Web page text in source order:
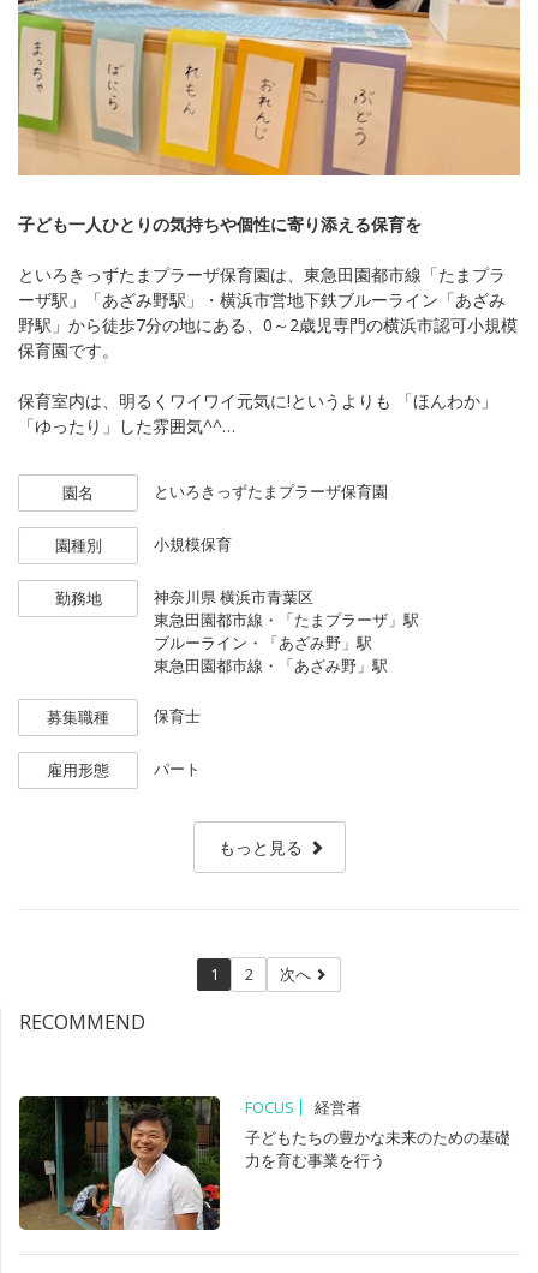
子ども一人ひとりの気持ちや個性に寄り添える保育を
といろきっずたまプラーザ保育園は、東急田園都市線「たまプラ
ーザ駅」「あざみ野駅」・横浜市営地下鉄ブルーライン「あざみ
野駅」から徒歩7分の地にある、0～2歳児専門の横浜市認可小規模
保育園です。
保育室内は、明るくワイワイ元気に!というよりも 「ほんわか」
「ゆったり」した雰囲気^^
子どもたち一人ひとりの個性を尊ぶ「十人十育」を保育理念に、
集団を動かすような大人主導の保育に子どもを合わせさせるので
はなく、私たちが子ども側に合わせる「子ども一人ひとり主体」
の保育を大切にしています。
アットホームな園の雰囲気の中で、子どもたち一人ひとりの成長
に心で寄り添ってくれるパートの保育士さんを募集します。
✧一人ひとりの園児に寄り添った子ども主体の保育
✧20代〜60代の幅広い年代が活躍中！
✧保育室内も職員間も、「ほんわか」「ゆったり」した雰囲気^^
✧保育園実務が未経験の方も安心して働ける職場です☆
園名 といろきっずたまプラーザ保育園
園種別 小規模保育
勤務地 神奈川県横浜市青葉区
東急田園都市線・「たまプラーザ」駅
ブルーライン・「あざみ野」駅
東急田園都市線・「あざみ野」駅
募集職種 保育士
雇用形態 パート
もっと見る
1 2 次へ
RECOMMEND
FOCUS
経営者
子どもたちの豊かな未来のための基礎
力を育む事業を行う